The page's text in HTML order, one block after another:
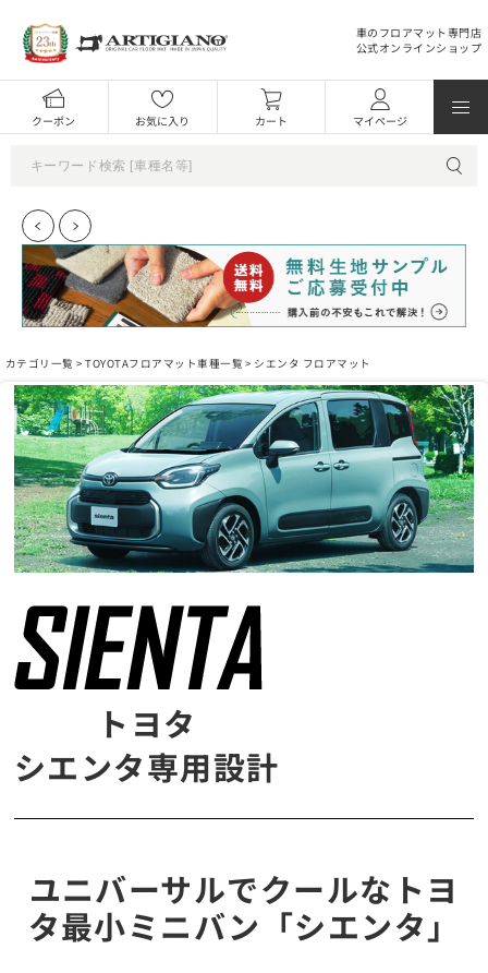
車のフロアマット専門店
公式オンラインショップ
クーポン お気に入り カート マイページ
カテゴリ一覧 >TOYOTAフロアマット車種一覧 > シエンタ フロアマット
トヨタ
シエンタ専用設計
ユニバーサルでクールなトヨ
タ最小ミニバン「シエンタ」